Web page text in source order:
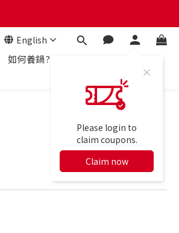
English
Please login to
claim coupons.
Claim now
如何養鍋?